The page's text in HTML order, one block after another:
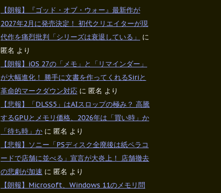
【朗報】『ゴッド・オブ・ウォー』最新作が
2027年2月に発売決定！ 初代クリエイターが現
代作を痛烈批判「シリーズは衰退している」
に
匿名 より
【朗報】iOS 27の「メモ」と「リマインダー」
が大幅進化！ 勝手に文書を作ってくれるSiriと
革命的マークダウン対応 に 匿名 より
【悲報】「DLSS5」はAIスロップの極み？ 高騰
するGPUとメモリ価格、2026年は「買い時」か
「待ち時」か に 匿名 より
【悲報】ソニー「PSディスク全廃後は紙ペラコ
ードで店舗に並べる」宣言が大炎上！ 店舗撤去
の悲劇が加速 に 匿名 より
【朗報】Microsoft、Windows 11のメモリ問